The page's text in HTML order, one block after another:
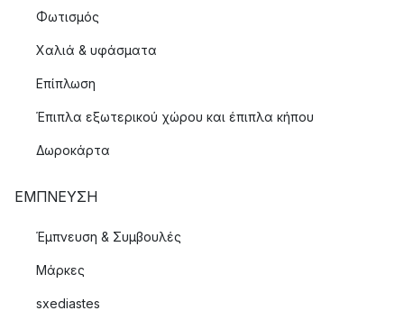
Φωτισμός
Χαλιά & υφάσματα
Επίπλωση
Έπιπλα εξωτερικού χώρου και έπιπλα κήπου
Δωροκάρτα
ΈΜΠΝΕΥΣΗ
Έμπνευση & Συμβουλές
Μάρκες
sxediastes